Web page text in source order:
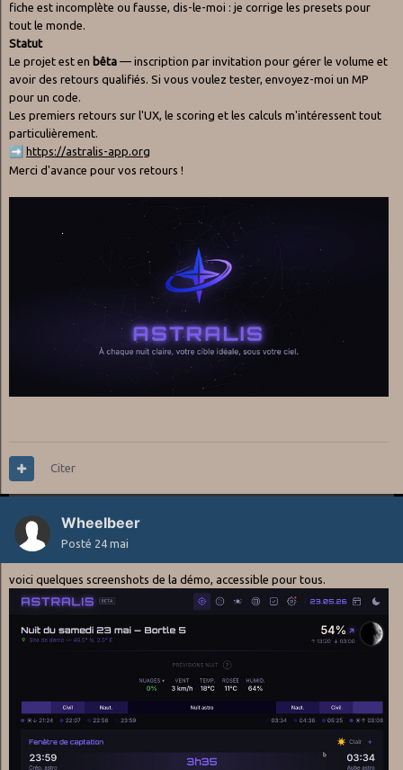
fiche est incomplète ou fausse, dis-le-moi : je corrige les presets pour
tout le monde.
Statut
Le projet est en bêta — inscription par invitation pour gérer le volume et
avoir des retours qualifiés. Si vous voulez tester, envoyez-moi un MP
pour un code.
Les premiers retours sur l'UX, le scoring et les calculs m'intéressent tout
particulièrement.
➡️ https://astralis-app.org
Merci d'avance pour vos retours !
Citer
Wheelbeer
Posté 24 mai
voici quelques screenshots de la démo, accessible pour tous.